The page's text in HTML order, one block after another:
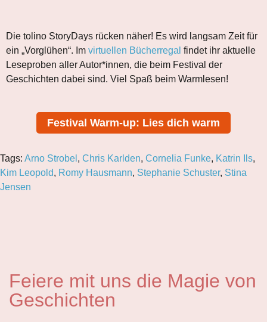
Die tolino StoryDays rücken näher! Es wird langsam Zeit für
ein „Vorglühen“. Im virtuellen Bücherregal findet ihr aktuelle
Leseproben aller Autor*innen, die beim Festival der
Geschichten dabei sind. Viel Spaß beim Warmlesen!
Festival Warm-up: Lies dich warm
Tags: Arno Strobel , Chris Karlden, Cornelia Funke, Katrin Ils,
Kim Leopold, Romy Hausmann, Stephanie Schuster, Stina
Jensen
Feiere mit uns die Magie von
Geschichten